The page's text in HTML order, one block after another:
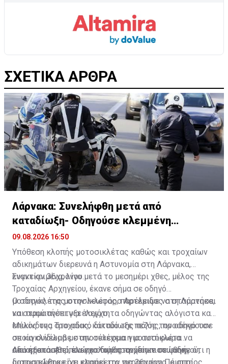
ΣΧΕΤΙΚΑ ΑΡΘΡΑ
Λάρνακα: Συνελήφθη μετά από
καταδίωξη- Οδηγούσε κλεμμένη
μοτοσικλέτα
09.08.2026 16:50
Υπόθεση κλοπής μοτοσικλέτας καθώς και τροχαίων
αδικημάτων διερευνά η Αστυνομία στη Λάρνακα,
εναντίον 36χρονου.
Συγκεκριμένα, λίγο μετά το μεσημέρι χθες, μέλος της
Τροχαίας Αρχηγείου, έκανε σήμα σε οδηγό
μοτοσικλέτας στην λεωφόρο Αρτέμιδος στη Λάρνακα,
να σταματήσει για έλεγχο.
Ο οδηγός της μοτοσικλέτας, παρέλειψε να σταματήσει
και αφού ανέπτυξε ταχύτητα οδηγώντας αλόγιστα και
επικίνδυνα στο οδικό δίκτυο της πόλης, προσέκρουσε
σε κιγκλίδωμα με αποτέλεσμα η μοτοσικλέτα να
ακινητοποιηθεί, ενώ ο οδηγός τράπηκε σε φυγή.
Μέλος της Τροχαίας, καταδίωξε πεζός τον οδηγό τον
οποίο συνέλαβε στην συνέχεια για αυτόφωρα
αδικήματα. Από έλεγχο των στοιχείων του οδηγού,
Από εξετάσεις που ακολούθησαν, διαπιστώθηκε ότι η